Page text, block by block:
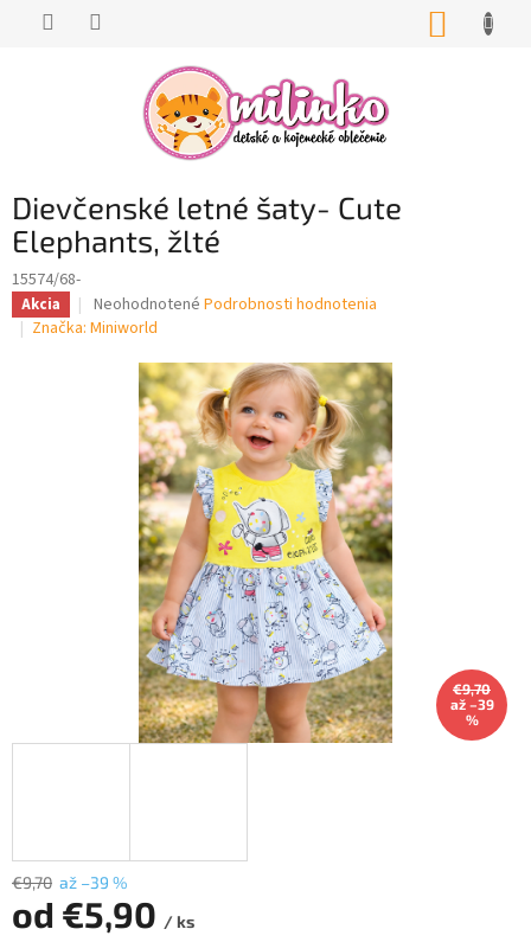
Dievčenské letné šaty- Cute
Elephants, žlté
15574/68-
Akcia
Priemerné
hodnotenie
hviezdičiek.
Neohodnotené Podrobnosti hodnotenia
Značka: Miniworld
€9,70
až –39
%
€9,70 až –39 %
od €5,90 / ks